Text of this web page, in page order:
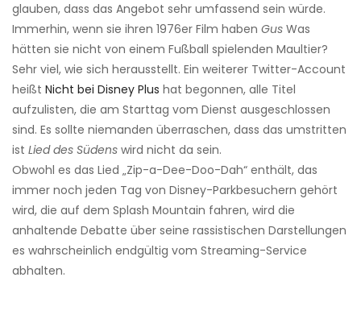
glauben, dass das Angebot sehr umfassend sein würde.
Immerhin, wenn sie ihren 1976er Film haben Gus Was
hätten sie nicht von einem Fußball spielenden Maultier?
Sehr viel, wie sich herausstellt. Ein weiterer Twitter-Account
heißt Nicht bei Disney Plus hat begonnen, alle Titel
aufzulisten, die am Starttag vom Dienst ausgeschlossen
sind. Es sollte niemanden überraschen, dass das umstritten
ist Lied des Südens wird nicht da sein.
Obwohl es das Lied „Zip-a-Dee-Doo-Dah“ enthält, das
immer noch jeden Tag von Disney-Parkbesuchern gehört
wird, die auf dem Splash Mountain fahren, wird die
anhaltende Debatte über seine rassistischen Darstellungen
es wahrscheinlich endgültig vom Streaming-Service
abhalten.